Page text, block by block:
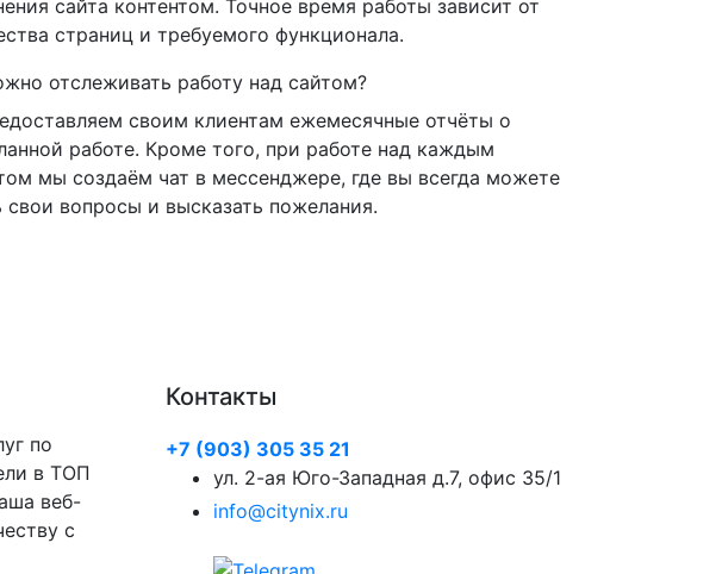
сайта контентом. Точное время работы зависит от
страниц и требуемого функционала.
отслеживать работу над сайтом?
своим клиентам ежемесячные отчёты о
работе. Кроме того, при работе над каждым
мы создаём чат в мессенджере, где вы всегда можете
свои вопросы и высказать пожелания.
по
в ТОП
веб-
с
Контакты
+7 (903) 305 35 21
ул. 2-ая Юго-Западная д.7, офис 35/1
info@citynix.ru